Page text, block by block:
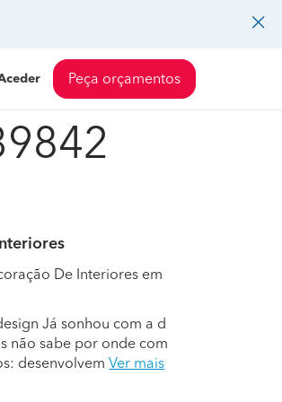
de pragas
de segurançaPreço Controlo de pragas
Preço Pavimentos
Preço Coberturas e telhados
Peça orçamentos
De Interiores em
Já sonhou com a d
não sabe por onde com
desenvolvem Ver mais